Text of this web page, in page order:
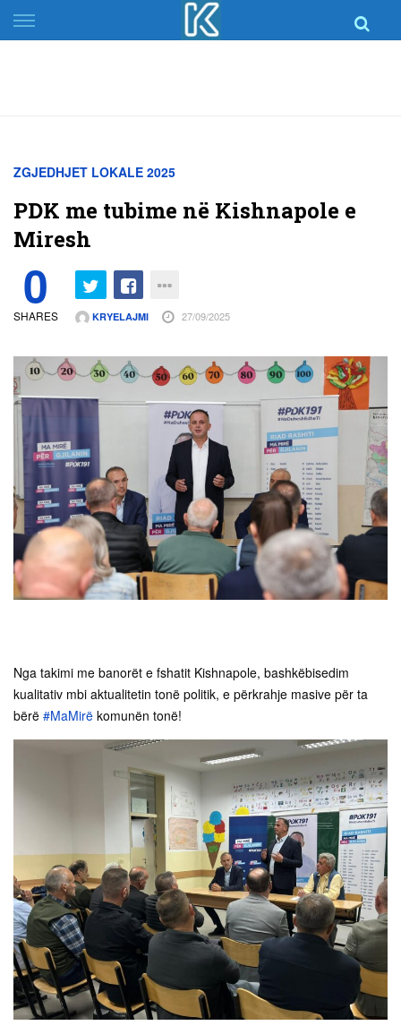
Skip
to
ZGJEDHJET LOKALE 2025
PDK me tubime në Kishnapole e
Miresh
0
SHARES KRYELAJMI 27/09/2025
Nga takimi me banorët e fshatit Kishnapole, bashkëbisedim
kualitativ mbi aktualitetin tonë politik, e përkrahje masive për ta
bërë #MaMirë komunën tonë!